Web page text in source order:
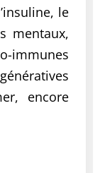
le
mentaux,
immunes
encore